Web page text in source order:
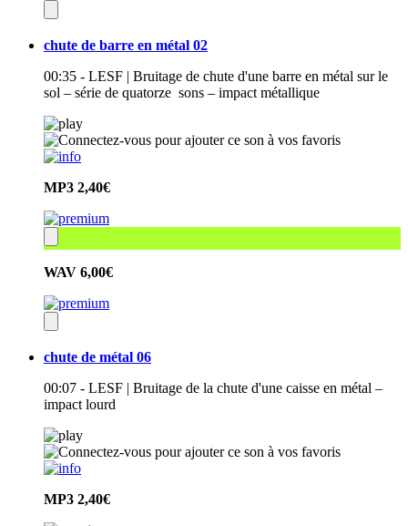
chute de barre en métal 02
00:35 - LESF | Bruitage de chute d'une barre en métal sur le
sol – série de quatorze sons – impact métallique
MP3 2,40€
WAV 6,00€
chute de métal 06
00:07 - LESF | Bruitage de la chute d'une caisse en métal –
impact lourd
MP3 2,40€